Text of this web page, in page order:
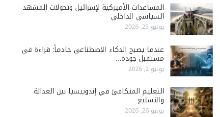
المساعدات الأميركية لإسرائيل وتحولات المشهد
السياسي الداخلي
يوليو 25, 2026
عندما يصبح الذكاء الاصطناعي خادماً: قراءة في
مستقبل جودة…
يوليو 2, 2026
التعليم المتكافئ في إندونيسيا بين العدالة
والتسليع
يونيو 26, 2026